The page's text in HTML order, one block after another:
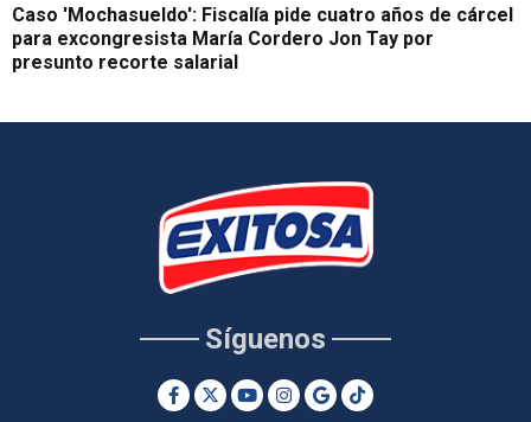
Caso 'Mochasueldo': Fiscalía pide cuatro años de cárcel
para excongresista María Cordero Jon Tay por
presunto recorte salarial
Síguenos